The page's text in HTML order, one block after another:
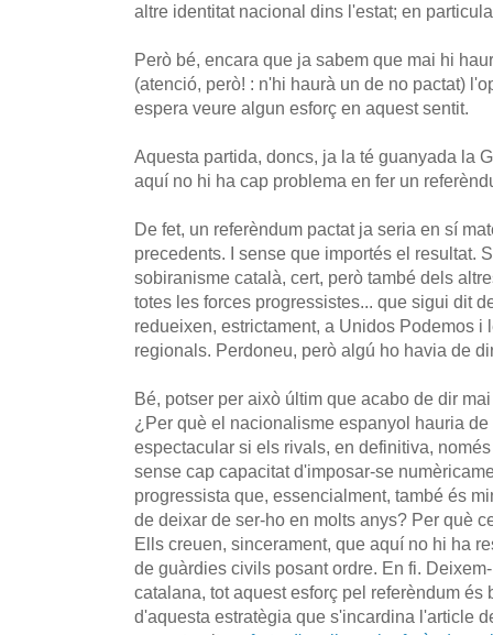
altre identitat nacional dins l'estat; en
Però bé, encara que ja sabem que mai hi
(atenció, però! : n'hi haurà un de no pactat)
espera veure algun esforç en aquest sentit.
Aquesta partida, doncs, ja la té guanyada la
aquí no hi ha cap problema en fer un
De fet, un referèndum pactat ja seria en sí
precedents. I sense que importés el resultat.
sobiranisme català, cert, però també dels
totes les forces progressistes... que sigui dit
redueixen, estrictament, a Unidos Podemos i
regionals. Perdoneu, però algú ho havia de
Bé, potser per això últim que acabo de dir
¿Per què el nacionalisme espanyol hauria
espectacular si els rivals, en definitiva,
sense cap capacitat d'imposar-se
progressista que, essencialment, també és
de deixar de ser-ho en molts anys? Per què
Ells creuen, sincerament, que aquí no hi ha
de guàrdies civils posant ordre. En fi.
catalana, tot aquest esforç pel referèndum és
d'aquesta estratègia que s'incardina l'article